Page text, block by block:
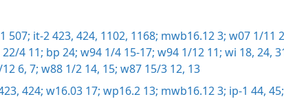
507; it-2 423, 424, 1102, 1168; mwb16.12 3; w07 1/11
4 11; bp 24; w94 1/4 15-17; w94 1/12 11; wi 18, 24,
6, 7; w88 1/2 14, 15; w87 15/3 12, 13
424; w16.03 17; wp16.2 13; mwb16.12 3; ip-1 44, 45;